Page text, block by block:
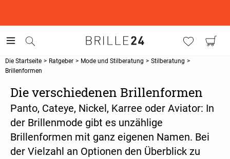
Die Startseite > Ratgeber > Mode und Stilberatung > Stilberatung >
Brillenformen
Die verschiedenen Brillenformen
Panto, Cateye, Nickel, Karree oder Aviator: In
der Brillenmode gibt es unzählige
Brillenformen mit ganz eigenen Namen. Bei
der Vielzahl an Optionen den Überblick zu